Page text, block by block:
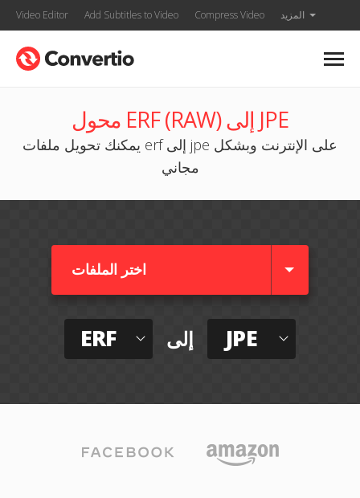
Video Editor Add Subtitles to Video Compress Video المزيد
محول ERF (RAW) إلى JPE
يمكنك تحويل ملفات erf إلى jpe على الإنترنت وبشكل
مجاني
اختر الملفات
ERF إلى JPE